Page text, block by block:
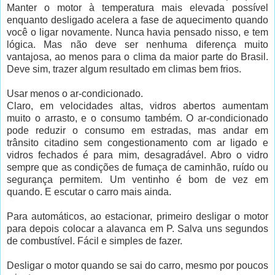
Manter o motor à temperatura mais elevada possível
enquanto desligado acelera a fase de aquecimento quando
você o ligar novamente. Nunca havia pensado nisso, e tem
lógica. Mas não deve ser nenhuma diferença muito
vantajosa, ao menos para o clima da maior parte do Brasil.
Deve sim, trazer algum resultado em climas bem frios.
Usar menos o ar-condicionado.
Claro, em velocidades altas, vidros abertos aumentam
muito o arrasto, e o consumo também. O ar-condicionado
pode reduzir o consumo em estradas, mas andar em
trânsito citadino sem congestionamento com ar ligado e
vidros fechados é para mim, desagradável. Abro o vidro
sempre que as condições de fumaça de caminhão, ruído ou
segurança permitem. Um ventinho é bom de vez em
quando. E escutar o carro mais ainda.
Para automáticos, ao estacionar, primeiro desligar o motor
para depois colocar a alavanca em P. Salva uns segundos
de combustível. Fácil e simples de fazer.
Desligar o motor quando se sai do carro, mesmo por poucos